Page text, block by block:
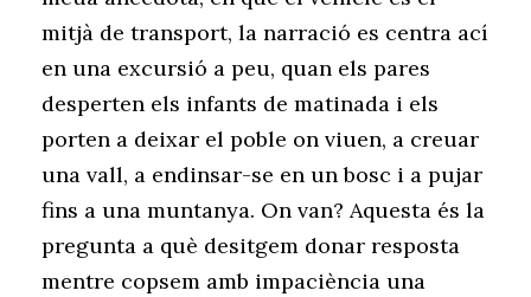
mitjà de transport, la narració es centra ací
en una excursió a peu, quan els pares
desperten els infants de matinada i els
porten a deixar el poble on viuen, a creuar
una vall, a endinsar-se en un bosc i a pujar
fins a una muntanya. On van? Aquesta és la
pregunta a què desitgem donar resposta
mentre copsem amb impaciència una